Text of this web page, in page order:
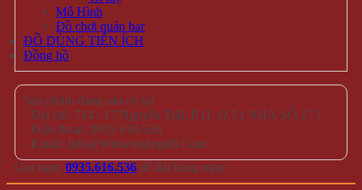
Mô Hình
Đồ chơi quán bar
ĐỒ DÙNG TIỆN ÍCH
Đồng hồ
Sản phẩm đang sẵn có tại
- Địa chỉ: 714 / 17 Nguyễn Trãi, P.11, Q.5 ( NHÀ SỐ 17 )
- Điện thoại: 0935 616 536
- Email: Info@Winwinshop88.Com
Gọi ngay 0935.616.536 để đặt hàng ngay.